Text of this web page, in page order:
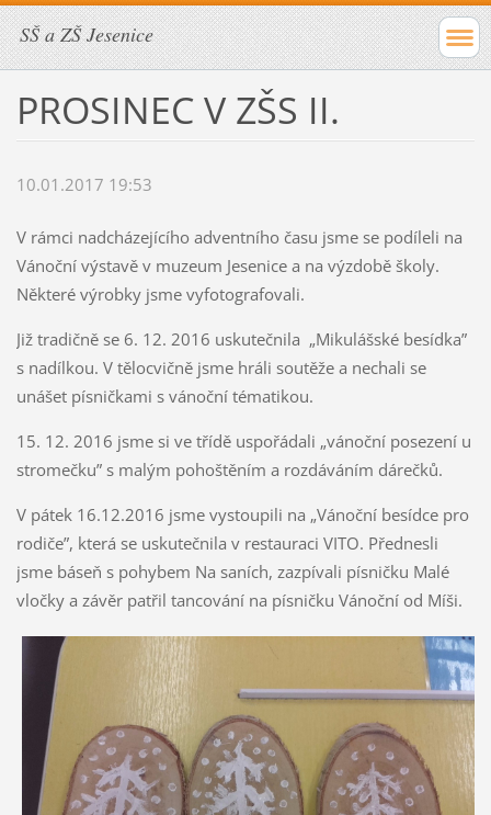
SŠ a ZŠ Jesenice
PROSINEC V ZŠS II.
10.01.2017 19:53
V rámci nadcházejícího adventního času jsme se podíleli na
Vánoční výstavě v muzeum Jesenice a na výzdobě školy.
Některé výrobky jsme vyfotografovali.
Již tradičně se 6. 12. 2016 uskutečnila „Mikulášské besídka”
s nadílkou. V tělocvičně jsme hráli soutěže a nechali se
unášet písničkami s vánoční tématikou.
15. 12. 2016 jsme si ve třídě uspořádali „vánoční posezení u
stromečku” s malým pohoštěním a rozdáváním dárečků.
V pátek 16.12.2016 jsme vystoupili na „Vánoční besídce pro
rodiče”, která se uskutečnila v restauraci VITO. Přednesli
jsme báseň s pohybem Na saních, zazpívali písničku Malé
vločky a závěr patřil tancování na písničku Vánoční od Míši.